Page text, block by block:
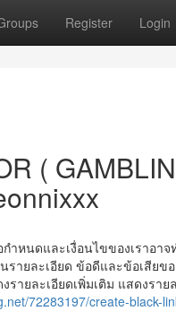
Register Login
(
ำหนดและเงื่อนไขของเราอ
ายละเอียด ข้อดีและข้อเสีย
ายละเอียดเพิ่มเติม แสดงร
72283197/create-black-